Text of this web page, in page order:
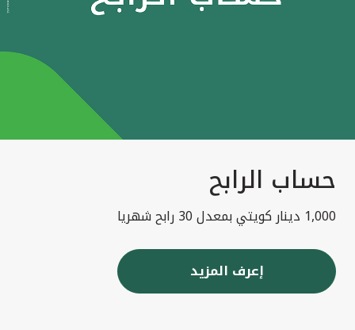
حساب الرابح
1,000 دينار كويتي بمعدل 30 رابح شهريا
إعرف المزيد